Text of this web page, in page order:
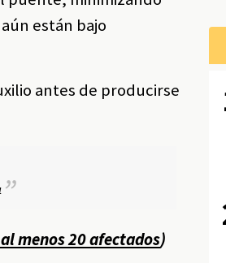
están bajo
antes de producirse
menos 20 afectados)